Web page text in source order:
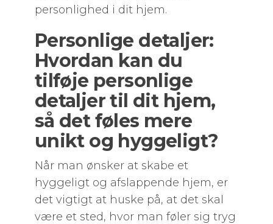
personlighed i dit hjem.
Personlige detaljer:
Hvordan kan du
tilføje personlige
detaljer til dit hjem,
så det føles mere
unikt og hyggeligt?
Når man ønsker at skabe et
hyggeligt og afslappende hjem, er
det vigtigt at huske på, at det skal
være et sted, hvor man føler sig tryg